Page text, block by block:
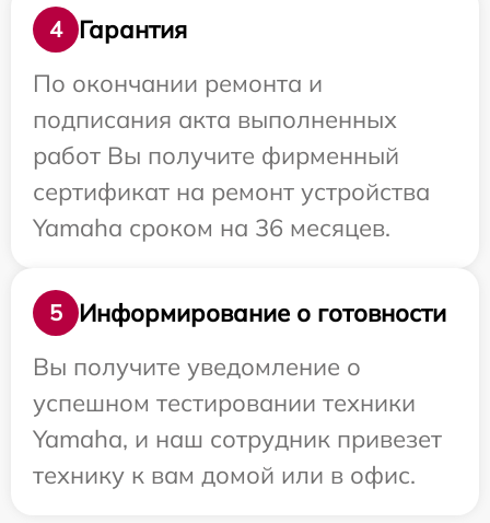
4
Гарантия
По окончании ремонта и
подписания акта выполненных
работ Вы получите фирменный
сертификат на ремонт устройства
Yamaha сроком на 36 месяцев.
5
Информирование о готовности
Вы получите уведомление о
успешном тестировании техники
Yamaha, и наш сотрудник привезет
технику к вам домой или в офис.